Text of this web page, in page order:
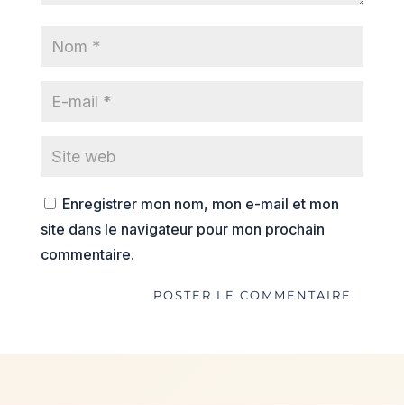
Enregistrer mon nom, mon e-mail et mon
site dans le navigateur pour mon prochain
commentaire.